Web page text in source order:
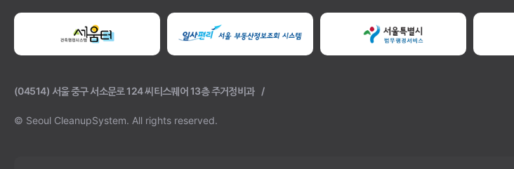
(04514) 서울 중구 서소문로 124 씨티스퀘어 13층 주거정비과
© Seoul CleanupSystem. All rights reserved.